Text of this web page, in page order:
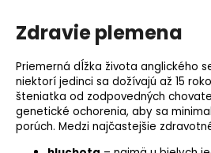
Zdravie plemena
Priemerná dĺžka života anglického
niektorí jedinci sa dožívajú až 15
šteniatka od zodpovedných
genetické ochorenia, aby sa
porúch. Medzi najčastejšie